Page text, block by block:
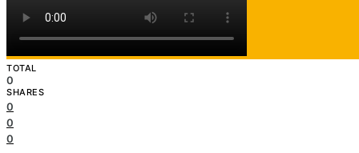
TOTAL
0
SHARES
0
0
0